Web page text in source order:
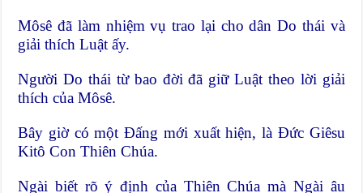
Môsê đã làm nhiệm vụ trao lại cho dân Do thái và
giải thích Luật ấy.
Người Do thái từ bao đời đã giữ Luật theo lời giải
thích của Môsê.
Bây giờ có một Đấng mới xuất hiện, là Đức Giêsu
Kitô Con Thiên Chúa.
Ngài biết rõ ý định của Thiên Chúa mà Ngài âu